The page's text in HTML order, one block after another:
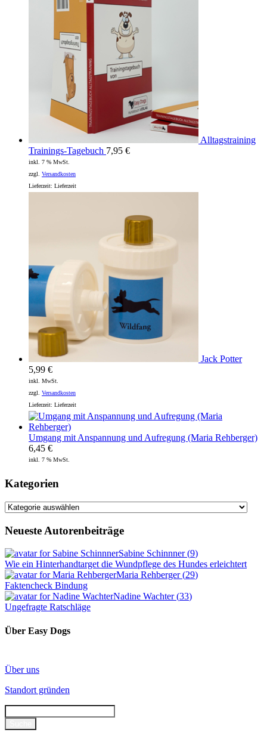
Alltagstraining
Trainings-Tagebuch 7,95 €
inkl. 7 % MwSt.
zzgl. Versandkosten
Lieferzeit: Lieferzeit
Jack Potter
5,99 €
inkl. MwSt.
zzgl. Versandkosten
Lieferzeit: Lieferzeit
Umgang mit Anspannung und Aufregung (Maria Rehberger)
6,45 €
inkl. 7 % MwSt.
Kategorien
Kategorien
Neueste Autorenbeiträge
Sabine Schinnner(9)
Wie ein Hinterhandtarget die Wundpflege des Hundes erleichtert
Maria Rehberger(29)
Faktencheck Bindung
Nadine Wachter(33)
Ungefragte Ratschläge
Über Easy Dogs
Über uns
Standort gründen